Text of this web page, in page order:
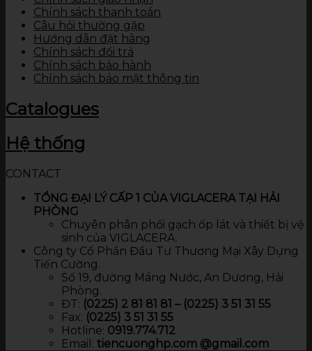
Chính sách thanh toán
Câu hỏi thường gặp
Hướng dẫn đặt hàng
Chính sách đổi trả
Chính sách bảo hành
Chính sách bảo mật thông tin
Catalogues
Hệ thống
CONTACT
TỔNG ĐẠI LÝ CẤP 1 CỦA VIGLACERA TẠI HẢI
PHÒNG
Chuyên phân phối gạch ốp lát và thiết bị vệ
sinh của VIGLACERA.
Công ty Cổ Phần Đầu Tư Thương Mại Xây Dựng
Tiến Cường.
Số 19, đường Máng Nước, An Dương, Hải
Phòng.
ĐT: (0225) 2 81 81 81 – (0225) 3 51 31 55
Fax: (0225) 3 51 31 55
Hotline: 0919.774.712​
Email: tiencuonghp.com @gmail.com